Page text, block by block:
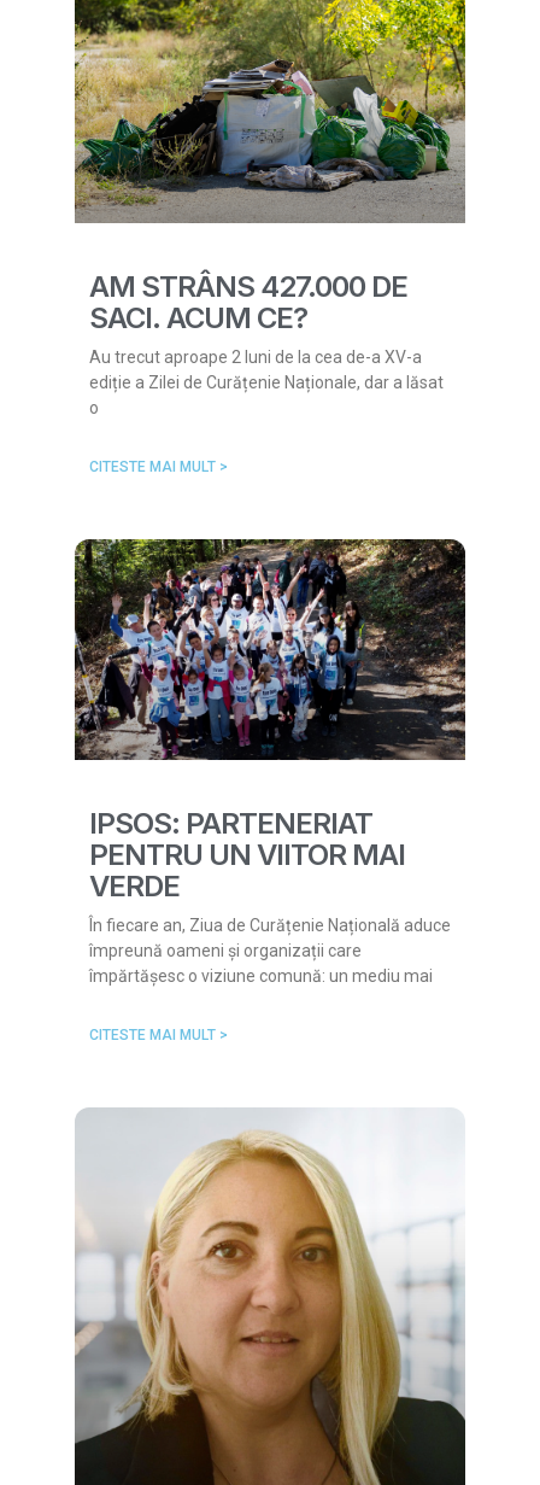
AM STRÂNS 427.000 DE
SACI. ACUM CE?
Au trecut aproape 2 luni de la cea de-a XV-a
ediție a Zilei de Curățenie Naționale, dar a lăsat
o
CITESTE MAI MULT >
IPSOS: PARTENERIAT
PENTRU UN VIITOR MAI
VERDE
În fiecare an, Ziua de Curățenie Națională aduce
împreună oameni și organizații care
împărtășesc o viziune comună: un mediu mai
CITESTE MAI MULT >